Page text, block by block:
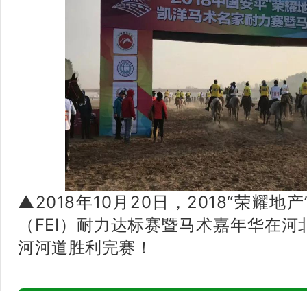
▲2018年10月20日，2018“荣耀地产
（FEI）耐力达标赛暨马术嘉年华在
河河道胜利完赛！